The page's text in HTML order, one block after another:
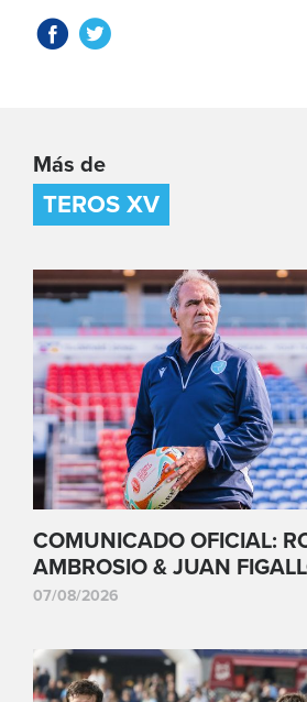
Más de
TEROS XV
COMUNICADO OFICIAL:
AMBROSIO & JUAN
07/08/2026